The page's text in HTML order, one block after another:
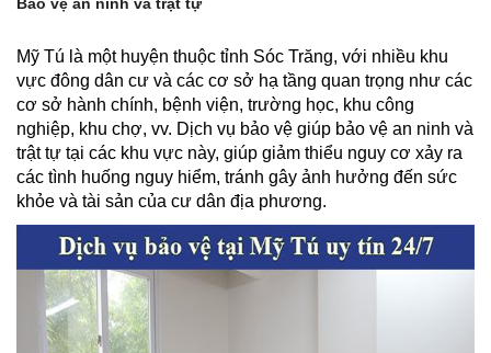
Mỹ Tú là một huyện thuộc tỉnh Sóc Trăng, với nhiều khu
vực đông dân cư và các cơ sở hạ tầng quan trọng như các
cơ sở hành chính, bệnh viện, trường học, khu công
nghiệp, khu chợ, vv. Dịch vụ bảo vệ giúp bảo vệ an ninh và
trật tự tại các khu vực này, giúp giảm thiểu nguy cơ xảy ra
các tình huống nguy hiểm, tránh gây ảnh hưởng đến sức
khỏe và tài sản của cư dân địa phương.